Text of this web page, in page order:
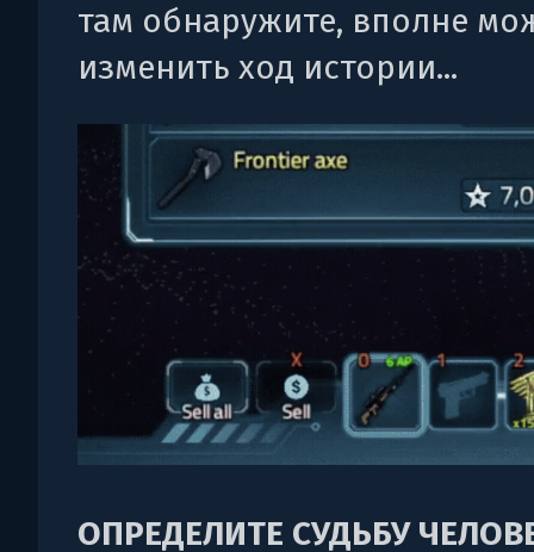
там обнаружите, вполне
изменить ход истории...
ОПРЕДЕЛИТЕ СУДЬБУ